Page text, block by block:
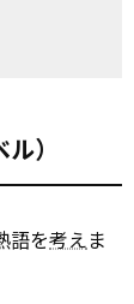
）
語を考えま